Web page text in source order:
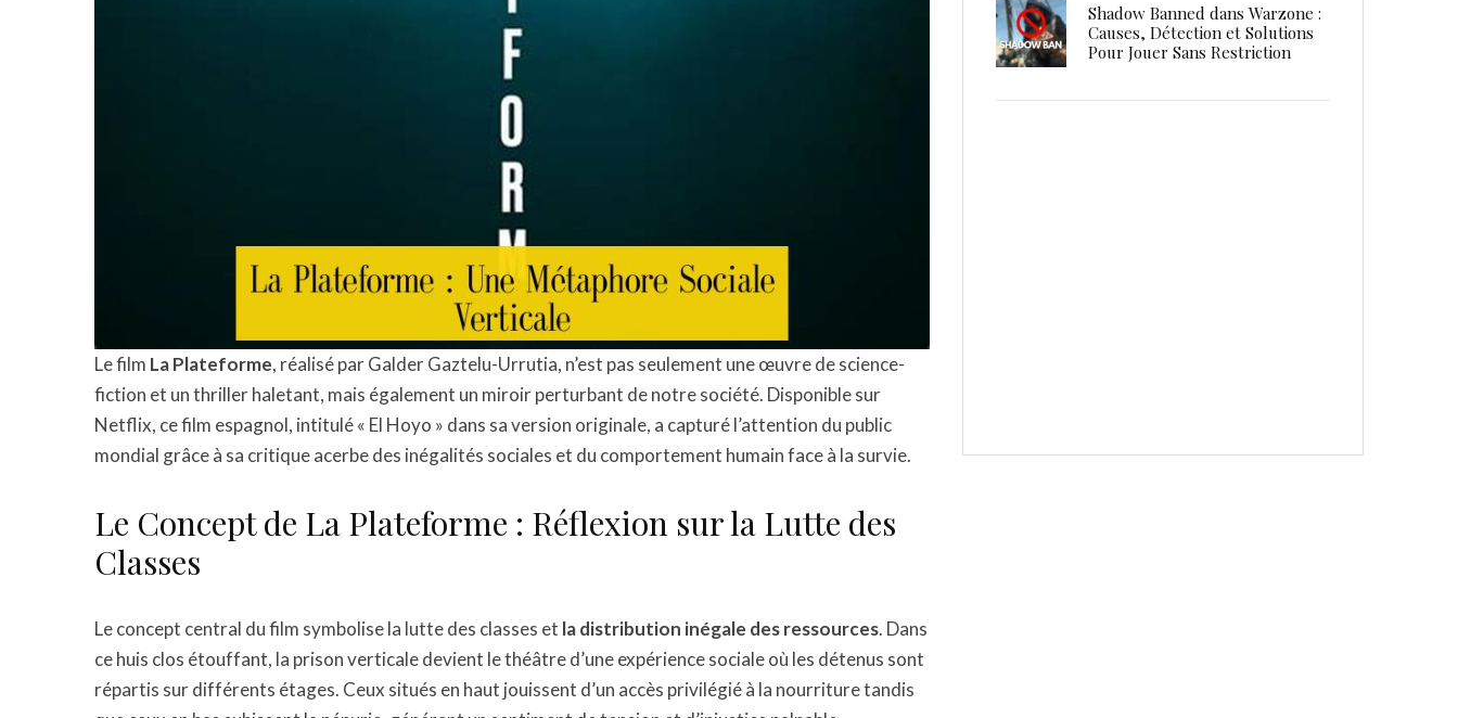
Le film La Plateforme, réalisé par Galder Gaztelu-Urrutia, n’est pas seulement une œuvre de science-
fiction et un thriller haletant, mais également un miroir perturbant de notre société. Disponible sur
Netflix, ce film espagnol, intitulé « El Hoyo » dans sa version originale, a capturé l’attention du public
mondial grâce à sa critique acerbe des inégalités sociales et du comportement humain face à la survie.
Le Concept de La Plateforme : Réflexion sur la Lutte des
Classes
Le concept central du film symbolise la lutte des classes et la distribution inégale des ressources. Dans
ce huis clos étouffant, la prison verticale devient le théâtre d’une expérience sociale où les détenus sont
répartis sur différents étages. Ceux situés en haut jouissent d’un accès privilégié à la nourriture tandis
Shadow Banned dans Warzone :
Causes, Détection et Solutions
Pour Jouer Sans Restriction